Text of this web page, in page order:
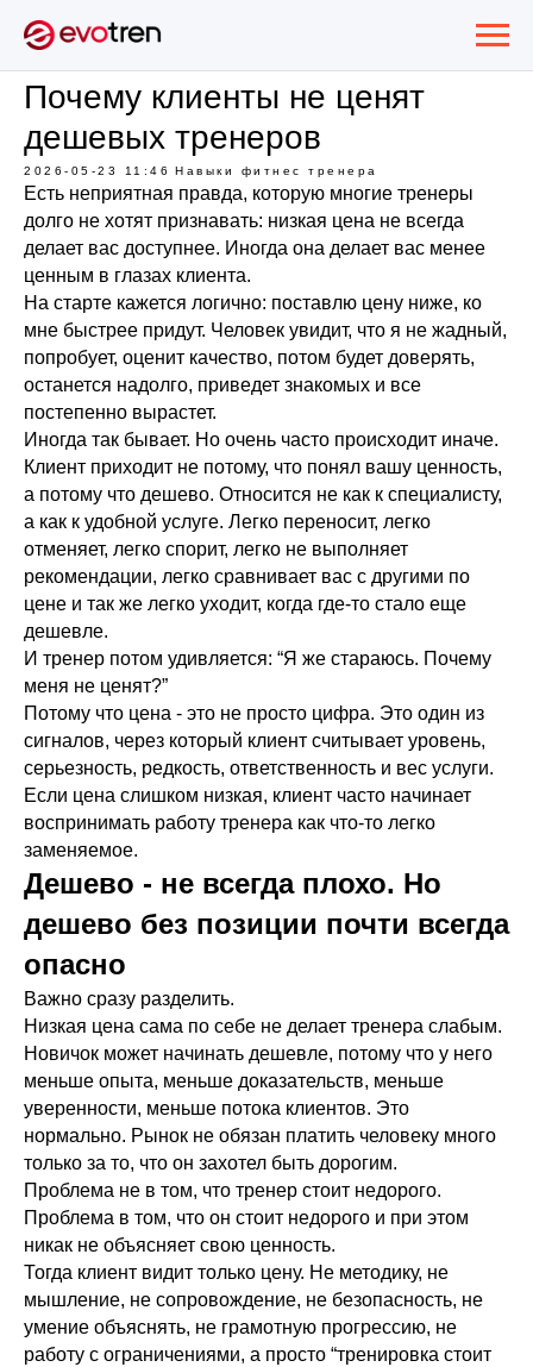
Почему клиенты не ценят
дешевых тренеров
2026-05-23 11:46 Навыки фитнес тренера
Есть неприятная правда, которую многие тренеры
долго не хотят признавать: низкая цена не всегда
делает вас доступнее. Иногда она делает вас менее
ценным в глазах клиента.
На старте кажется логично: поставлю цену ниже, ко
мне быстрее придут. Человек увидит, что я не жадный,
попробует, оценит качество, потом будет доверять,
останется надолго, приведет знакомых и все
постепенно вырастет.
Иногда так бывает. Но очень часто происходит иначе.
Клиент приходит не потому, что понял вашу ценность,
а потому что дешево. Относится не как к специалисту,
а как к удобной услуге. Легко переносит, легко
отменяет, легко спорит, легко не выполняет
рекомендации, легко сравнивает вас с другими по
цене и так же легко уходит, когда где-то стало еще
дешевле.
И тренер потом удивляется: “Я же стараюсь. Почему
меня не ценят?”
Потому что цена - это не просто цифра. Это один из
сигналов, через который клиент считывает уровень,
серьезность, редкость, ответственность и вес услуги.
Если цена слишком низкая, клиент часто начинает
воспринимать работу тренера как что-то легко
заменяемое.
Дешево - не всегда плохо. Но
дешево без позиции почти всегда
опасно
Важно сразу разделить.
Низкая цена сама по себе не делает тренера слабым.
Новичок может начинать дешевле, потому что у него
меньше опыта, меньше доказательств, меньше
уверенности, меньше потока клиентов. Это
нормально. Рынок не обязан платить человеку много
только за то, что он захотел быть дорогим.
Проблема не в том, что тренер стоит недорого.
Проблема в том, что он стоит недорого и при этом
никак не объясняет свою ценность.
Тогда клиент видит только цену. Не методику, не
мышление, не сопровождение, не безопасность, не
умение объяснять, не грамотную прогрессию, не
работу с ограничениями, а просто “тренировка стоит